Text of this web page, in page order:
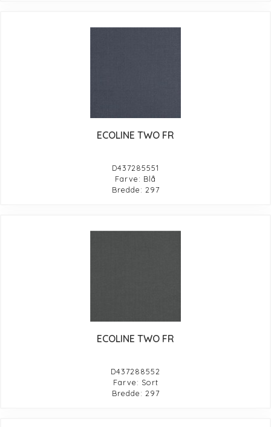
ECOLINE TWO FR
D437285551
Farve: Blå
Bredde: 297
ECOLINE TWO FR
D437288552
Farve: Sort
Bredde: 297